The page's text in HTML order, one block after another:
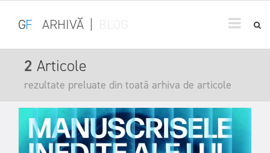
GF ARHIVĂ
2 Articole
rezultate preluate din toată arhiva de articole